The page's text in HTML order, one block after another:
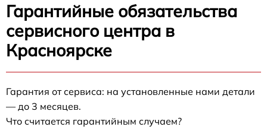
Гарантийные обязательства
сервисного центра в
Красноярске
Гарантия от сервиса: на установленные нами детали
— до 3 месяцев.
Что считается гарантийным случаем?